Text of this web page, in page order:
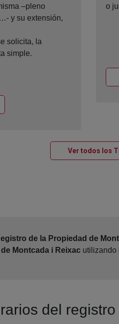
–pleno
y su extensión,
solicita, la
simple.
nueva
o
Ver todos los
de la Propiedad de
Montcada i Reixac utilizando
del